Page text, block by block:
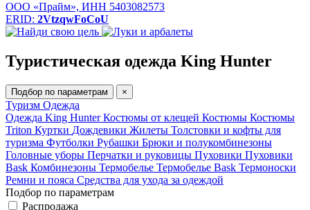
ООО «Прайм», ИНН 5403082573
ERID: 2VtzqwFoCoU
Туристическая одежда King Hunter
Подбор по параметрам ×
Туризм Одежда
Одежда King HunterКостюмы от клещей Костюмы Костюмы
Triton Куртки Дождевики Жилеты Толстовки и кофты для
туризма Футболки Рубашки Брюки и полукомбинезоны
Головные уборы Перчатки и руковицы Пуховики Пуховики
Bask Комбинезоны Термобелье Термобелье Bask Термоноски
Ремни и пояса Средства для ухода за одеждой
Подбор по параметрам
Распродажа